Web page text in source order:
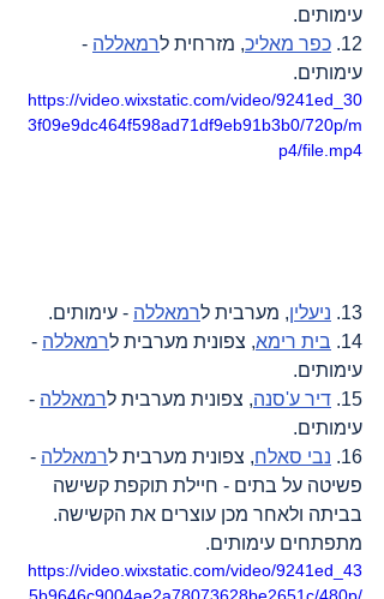
עימותים.
12. כפר מאליכ, מזרחית לרמאללה -
עימותים.
https://video.wixstatic.com/video/9241ed_30
3f09e9dc464f598ad71df9eb91b3b0/720p/m
p4/file.mp4
13. ניעלין, מערבית לרמאללה - עימותים.
14. בית רימא, צפונית מערבית לרמאללה -
עימותים.
15. דיר ע'סנה, צפונית מערבית לרמאללה -
עימותים.
16. נבי סאלח, צפונית מערבית לרמאללה -
פשיטה על בתים - חיילת תוקפת קשישה
בביתה ולאחר מכן עוצרים את הקשישה.
מתפתחים עימותים.
https://video.wixstatic.com/video/9241ed_43
5b9646c9004ae2a78073628be2651c/480p/